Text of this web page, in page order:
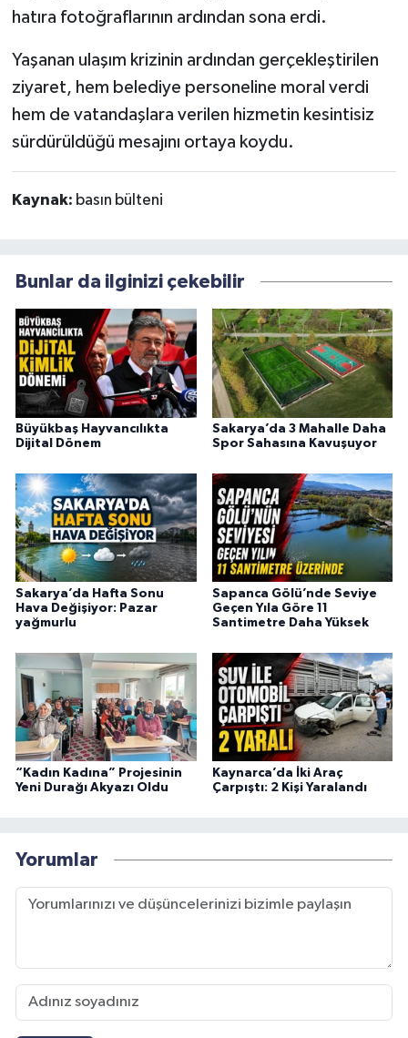
hatıra fotoğraflarının ardından sona erdi.
Yaşanan ulaşım krizinin ardından gerçekleştirilen
ziyaret, hem belediye personeline moral verdi
hem de vatandaşlara verilen hizmetin kesintisiz
sürdürüldüğü mesajını ortaya koydu.
Kaynak: basın bülteni
Bunlar da ilginizi çekebilir
Büyükbaş Hayvancılıkta
Dijital Dönem
Sakarya’da 3 Mahalle Daha
Spor Sahasına Kavuşuyor
Sakarya’da Hafta Sonu
Hava Değişiyor: Pazar
yağmurlu
Sapanca Gölü’nde Seviye
Geçen Yıla Göre 11
Santimetre Daha Yüksek
“Kadın Kadına” Projesinin
Yeni Durağı Akyazı Oldu
Kaynarca’da İki Araç
Çarpıştı: 2 Kişi Yaralandı
Yorumlar